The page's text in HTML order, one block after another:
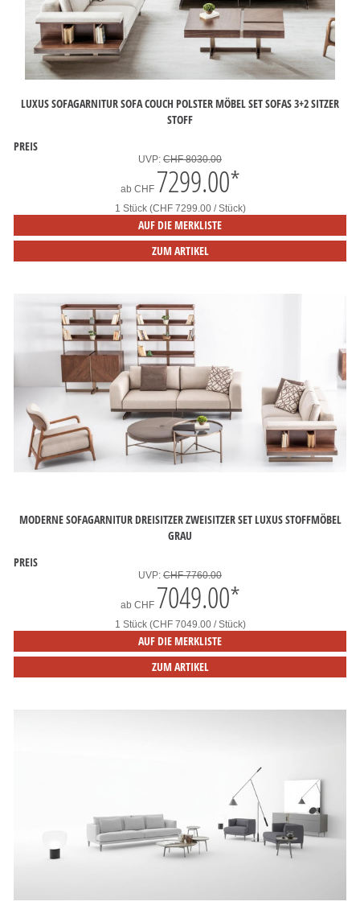
LUXUS SOFAGARNITUR SOFA COUCH POLSTER MÖBEL SET SOFAS 3+2 SITZER
STOFF
PREIS
UVP: CHF 8030.00
ab CHF 7299.00*
1 Stück (CHF 7299.00 / Stück)
AUF DIE MERKLISTE
ZUM ARTIKEL
MODERNE SOFAGARNITUR DREISITZER ZWEISITZER SET LUXUS STOFFMÖBEL
GRAU
PREIS
UVP: CHF 7760.00
ab CHF 7049.00*
1 Stück (CHF 7049.00 / Stück)
AUF DIE MERKLISTE
ZUM ARTIKEL